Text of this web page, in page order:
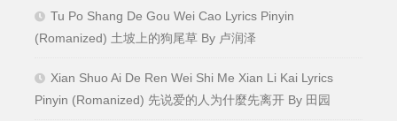
Tu Po Shang De Gou Wei Cao Lyrics Pinyin
(Romanized) 土坡上的狗尾草 By 卢润泽
Xian Shuo Ai De Ren Wei Shi Me Xian Li Kai Lyrics
Pinyin (Romanized) 先说爱的人为什麼先离开 By 田园